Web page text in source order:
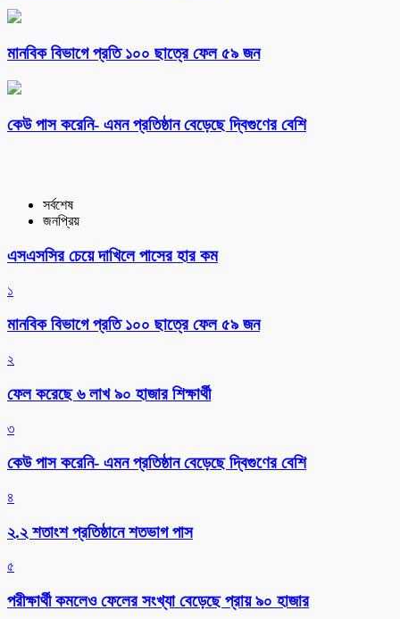
মানবিক বিভাগে প্রতি ১০০ ছাত্রে ফেল ৫৯ জন
কেউ পাস করেনি- এমন প্রতিষ্ঠান বেড়েছে দ্বিগুণের বেশি
সর্বশেষ
জনপ্রিয়
এসএসসির চেয়ে দাখিলে পাসের হার কম
১
মানবিক বিভাগে প্রতি ১০০ ছাত্রে ফেল ৫৯ জন
২
ফেল করেছে ৬ লাখ ৯০ হাজার শিক্ষার্থী
৩
কেউ পাস করেনি- এমন প্রতিষ্ঠান বেড়েছে দ্বিগুণের বেশি
৪
২.২ শতাংশ প্রতিষ্ঠানে শতভাগ পাস
৫
পরীক্ষার্থী কমলেও ফেলের সংখ্যা বেড়েছে প্রায় ৯০ হাজার